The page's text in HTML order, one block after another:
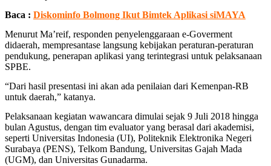
Baca : Diskominfo Bolmong Ikut Bimtek Aplikasi siMAYA
Menurut Ma’reif, responden penyelenggaraan e-Goverment
didaerah, mempresantase langsung kebijakan peraturan-peraturan
pendukung, penerapan aplikasi yang terintegrasi untuk pelaksanaan
SPBE.
“Dari hasil presentasi ini akan ada penilaian dari Kemenpan-RB
untuk daerah,” katanya.
Pelaksanaan kegiatan wawancara dimulai sejak 9 Juli 2018 hingga
bulan Agustus, dengan tim evaluator yang berasal dari akademisi,
seperti Universitas Indonesia (UI), Politeknik Elektronika Negeri
Surabaya (PENS), Telkom Bandung, Universitas Gajah Mada
(UGM), dan Universitas Gunadarma.